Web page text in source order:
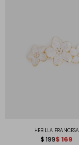
HEBILLA FRANCESA
$ 199$ 169